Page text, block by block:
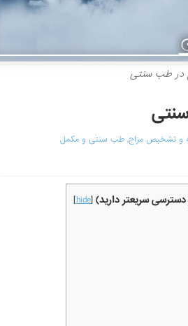
در طب سنتی
و تشخیص مزاج, طب سنتی و مکمل
سریعتر دارید) [
hide
]